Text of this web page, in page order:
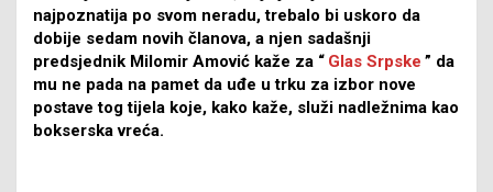
najpoznatija po svom neradu, trebalo bi uskoro da
dobije sedam novih članova, a njen sadašnji
predsjednik Milomir Amović kaže za “ Glas Srpske ” da
mu ne pada na pamet da uđe u trku za izbor nove
postave tog tijela koje, kako kaže, služi nadležnima kao
bokserska vreća.